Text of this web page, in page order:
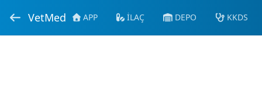
VetMed APP İLAÇ DEPO KKDS